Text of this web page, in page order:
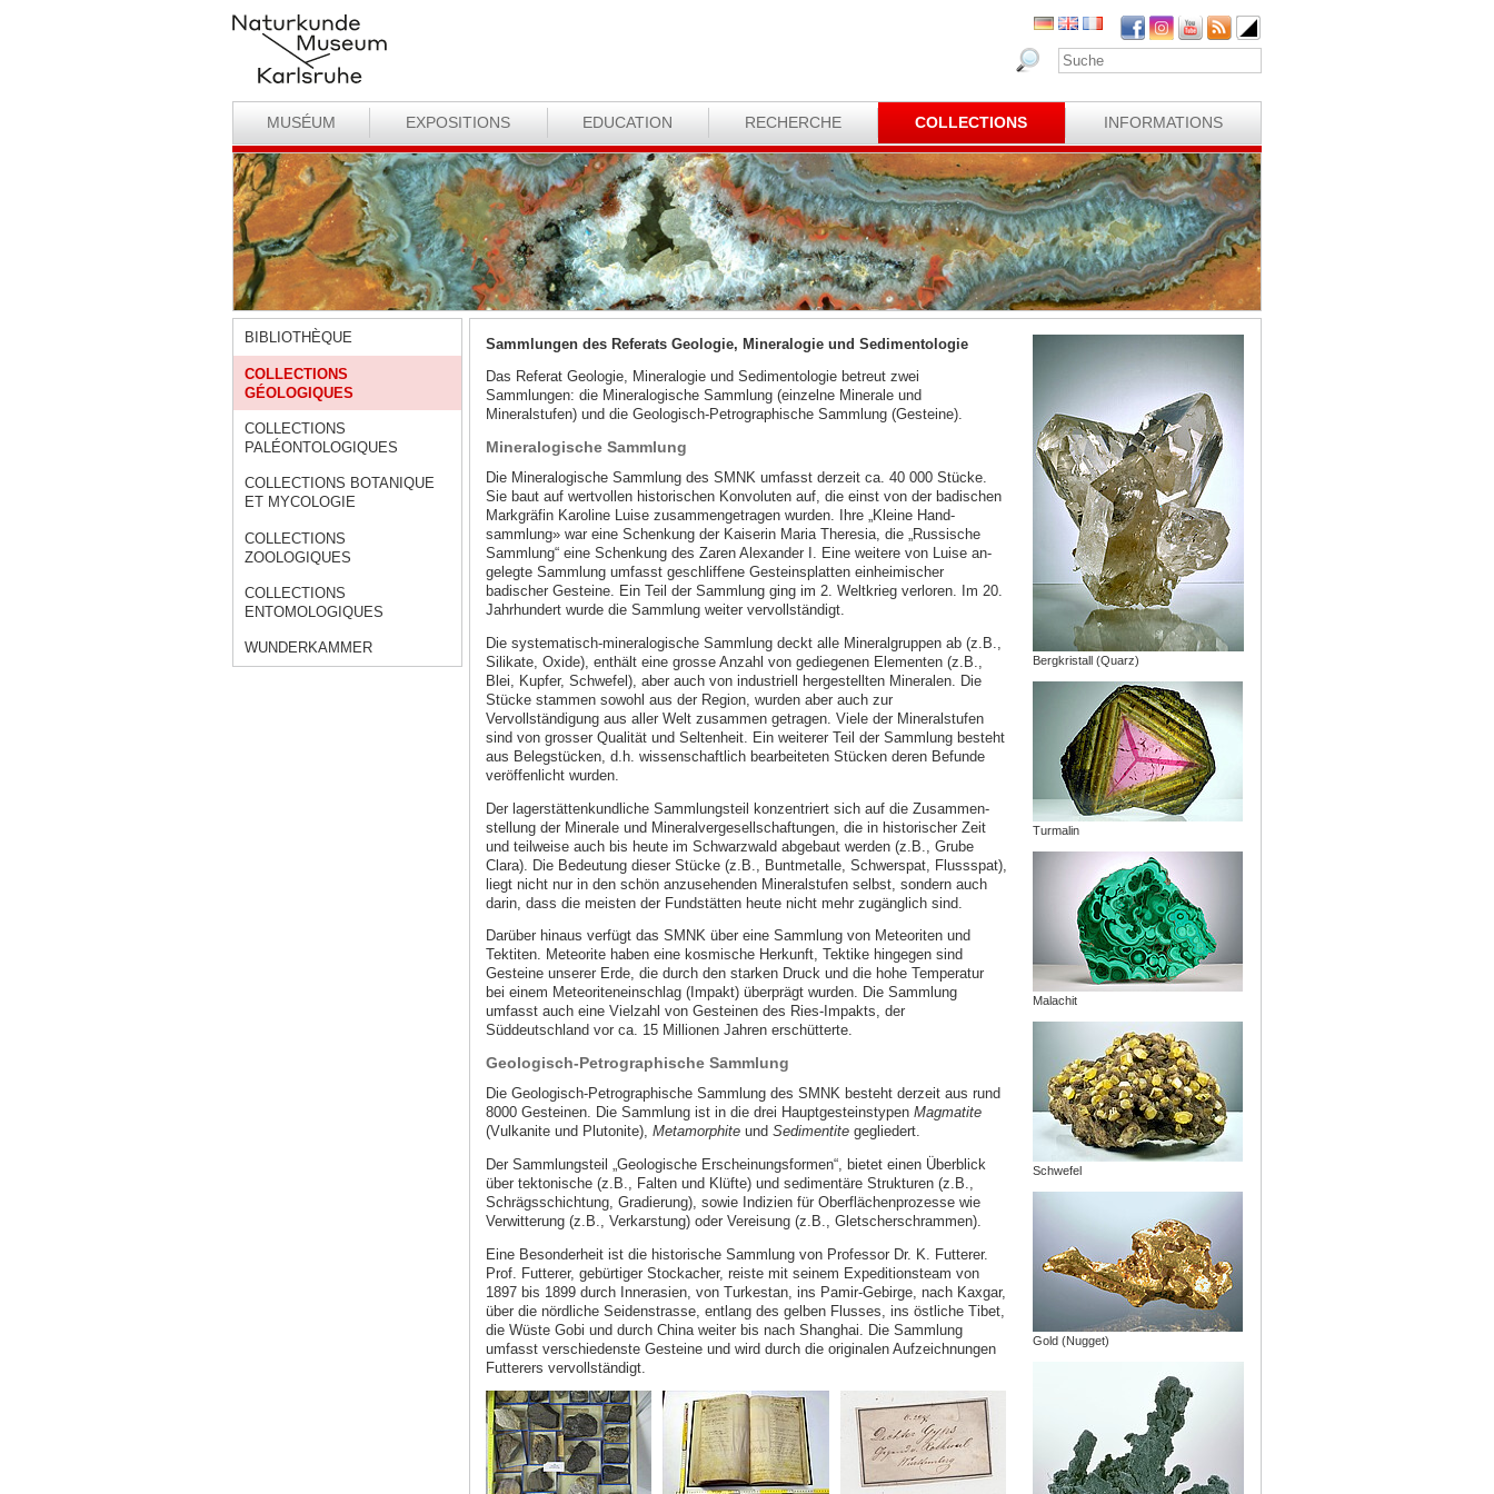
MUSÉUM EXPOSITIONS EDUCATION RECHERCHE COLLECTIONS INFORMATIONS
BIBLIOTHÈQUE
COLLECTIONS
GÉOLOGIQUES
COLLECTIONS
PALÉONTOLOGIQUES
COLLECTIONS BOTANIQUE
ET MYCOLOGIE
COLLECTIONS
ZOOLOGIQUES
COLLECTIONS
ENTOMOLOGIQUES
WUNDERKAMMER
Sammlungen des Referats Geologie, Mineralogie und Sedimentologie
Das Referat Geologie, Mineralogie und Sedimentologie betreut zwei
Sammlungen: die Mineralogische Sammlung (einzelne Minerale und
Mineralstufen) und die Geologisch-Petrographische Sammlung (Gesteine).
Mineralogische Sammlung
Die Mineralogische Sammlung des SMNK umfasst derzeit ca. 40 000 Stücke.
Sie baut auf wertvollen historischen Konvoluten auf, die einst von der badischen
Markgräfin Karoline Luise zusammengetragen wurden. Ihre „Kleine Hand-
sammlung» war eine Schenkung der Kaiserin Maria Theresia, die „Russische
Sammlung“ eine Schenkung des Zaren Alexander I. Eine weitere von Luise an-
gelegte Sammlung umfasst geschliffene Gesteinsplatten einheimischer
badischer Gesteine. Ein Teil der Sammlung ging im 2. Weltkrieg verloren. Im 20.
Jahrhundert wurde die Sammlung weiter vervollständigt.
Die systematisch-mineralogische Sammlung deckt alle Mineralgruppen ab (z.B.,
Silikate, Oxide), enthält eine grosse Anzahl von gediegenen Elementen (z.B.,
Blei, Kupfer, Schwefel), aber auch von industriell hergestellten Mineralen. Die
Stücke stammen sowohl aus der Region, wurden aber auch zur
Vervollständigung aus aller Welt zusammen getragen. Viele der Mineralstufen
sind von grosser Qualität und Seltenheit. Ein weiterer Teil der Sammlung besteht
aus Belegstücken, d.h. wissenschaftlich bearbeiteten Stücken deren Befunde
veröffenlicht wurden.
Der lagerstättenkundliche Sammlungsteil konzentriert sich auf die Zusammen-
stellung der Minerale und Mineralvergesellschaftungen, die in historischer Zeit
und teilweise auch bis heute im Schwarzwald abgebaut werden (z.B., Grube
Clara). Die Bedeutung dieser Stücke (z.B., Buntmetalle, Schwerspat, Flussspat),
liegt nicht nur in den schön anzusehenden Mineralstufen selbst, sondern auch
darin, dass die meisten der Fundstätten heute nicht mehr zugänglich sind.
Darüber hinaus verfügt das SMNK über eine Sammlung von Meteoriten und
Tektiten. Meteorite haben eine kosmische Herkunft, Tektike hingegen sind
Gesteine unserer Erde, die durch den starken Druck und die hohe Temperatur
bei einem Meteoriteneinschlag (Impakt) überprägt wurden. Die Sammlung
umfasst auch eine Vielzahl von Gesteinen des Ries-Impakts, der
Süddeutschland vor ca. 15 Millionen Jahren erschütterte.
Geologisch-Petrographische Sammlung
Die Geologisch-Petrographische Sammlung des SMNK besteht derzeit aus rund
8000 Gesteinen. Die Sammlung ist in die drei Hauptgesteinstypen Magmatite
(Vulkanite und Plutonite), Metamorphiteund Sedimentitegegliedert.
Der Sammlungsteil „Geologische Erscheinungsformen“, bietet einen Überblick
über tektonische (z.B., Falten und Klüfte) und sedimentäre Strukturen (z.B.,
Schrägsschichtung, Gradierung), sowie Indizien für Oberflächenprozesse wie
Verwitterung (z.B., Verkarstung) oder Vereisung (z.B., Gletscherschrammen).
Eine Besonderheit ist die historische Sammlung von Professor Dr. K. Futterer.
Prof. Futterer, gebürtiger Stockacher, reiste mit seinem Expeditionsteam von
1897 bis 1899 durch Innerasien, von Turkestan, ins Pamir-Gebirge, nach Kaxgar,
über die nördliche Seidenstrasse, entlang des gelben Flusses, ins östliche Tibet,
die Wüste Gobi und durch China weiter bis nach Shanghai. Die Sammlung
umfasst verschiedenste Gesteine und wird durch die originalen Aufzeichnungen
Futterers vervollständigt.
Bergkristall (Quarz)
Turmalin
Malachit
Schwefel
Gold (Nugget)